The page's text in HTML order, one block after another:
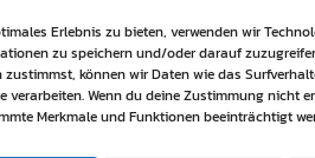
Erlebnis zu bieten, verwenden wir
zu speichern und/oder darauf
zustimmst, können wir Daten wie das
verarbeiten. Wenn du deine Zustimmung nicht
Merkmale und Funktionen beeinträchtigt